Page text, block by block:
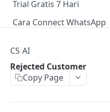
Trial Gratis 7 Hari
Cara Connect WhatsApp
CONTACT
CS AI
Rejected Customer
Copy Page